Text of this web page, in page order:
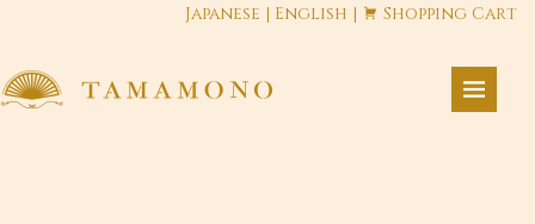
Japanese | English | Shopping Cart